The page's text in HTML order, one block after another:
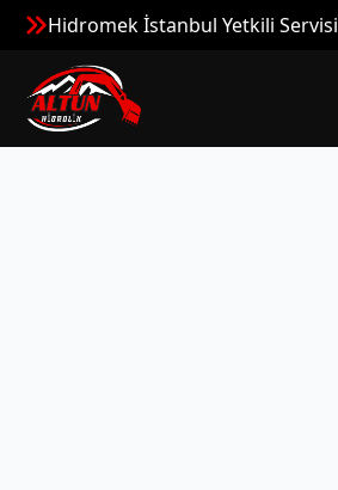
Hidromek İstanbul Yetkili Servisi